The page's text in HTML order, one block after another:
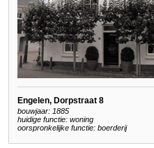
Engelen, Dorpstraat 8
bouwjaar: 1885
huidige functie: woning
oorspronkelijke functie: boerderij